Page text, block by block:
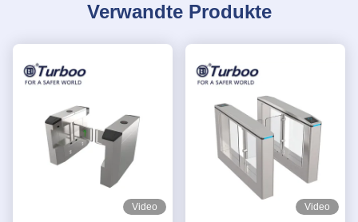
Verwandte Produkte
Video Video